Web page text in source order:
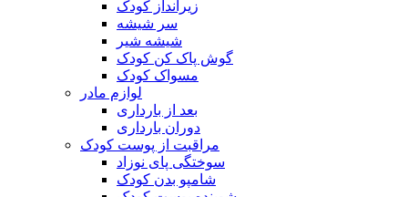
زیرانداز کودک
سر شیشه
شیشه شیر
گوش پاک کن کودک
مسواک کودک
لوازم مادر
بعد از بارداری
دوران بارداری
مراقبت از پوست کودک
سوختگی پای نوزاد
شامپو بدن کودک